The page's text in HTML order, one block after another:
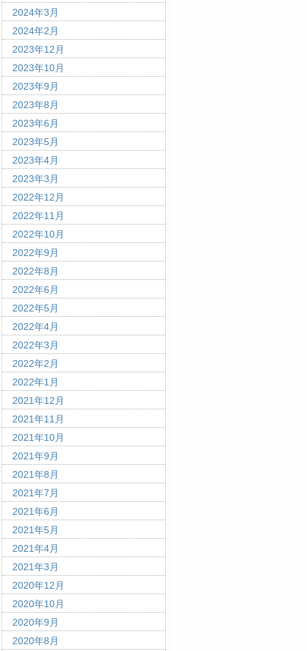
2024年3月
2024年2月
2023年12月
2023年10月
2023年9月
2023年8月
2023年6月
2023年5月
2023年4月
2023年3月
2022年12月
2022年11月
2022年10月
2022年9月
2022年8月
2022年6月
2022年5月
2022年4月
2022年3月
2022年2月
2022年1月
2021年12月
2021年11月
2021年10月
2021年9月
2021年8月
2021年7月
2021年6月
2021年5月
2021年4月
2021年3月
2020年12月
2020年10月
2020年9月
2020年8月